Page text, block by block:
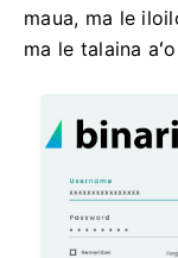
maua, ma le
ma le talaina